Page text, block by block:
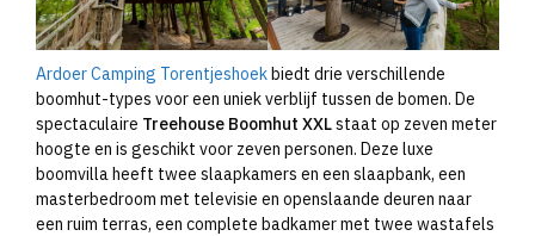
Ardoer Camping Torentjeshoekbiedt drie verschillende
boomhut-types voor een uniek verblijf tussen de bomen. De
spectaculaire Treehouse Boomhut XXLstaat op zeven meter
hoogte en is geschikt voor zeven personen. Deze luxe
boomvilla heeft twee slaapkamers en een slaapbank, een
masterbedroom met televisie en openslaande deuren naar
een ruim terras, een complete badkamer met twee wastafels